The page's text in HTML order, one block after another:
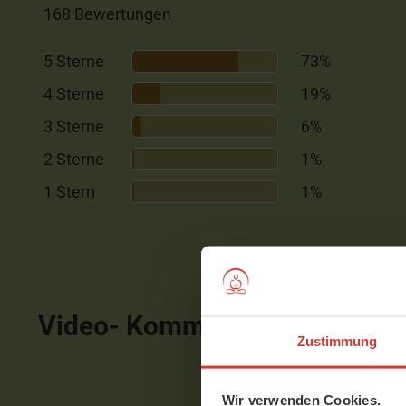
Zustimmung
Wir verwenden Cookies.
168 Bewertungen
5 Sterne
73%
4 Sterne
19%
3 Sterne
6%
2 Sterne
1%
1 Stern
1%
Video- Kommentare